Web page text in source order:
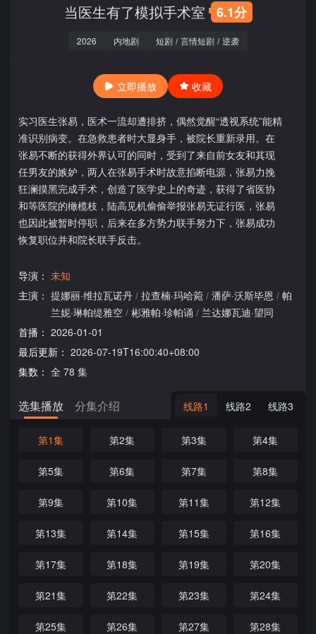
当医生有了模拟手术室 6.1分
2026 内地剧 短剧 / 言情短剧 / 逆袭
立即播放 收藏
实习医生张易，医术一流却遭排挤，偶然觉醒“透视系统”能精
准识别病变。在急救患者时大显身手，被院长重新录用。在
张易不断的获得外界认可的同时，受到了来自前女友和其现
任男友的嫉妒，两人在张易手术时故意掐断电源，张易力挽
狂澜摸黑完成手术，创造了医学史上的奇迹，获得了省医协
和等医院的橄榄枝，陆高见机偷偷举报张易无证行医，张易
也因此被暂时停职，后来在多方势力联手努力下，张易成功
恢复职位并和院长联手反击。
导演： 未知
主演： 提娜丽·维拉瓦诺丹 / 拉查楠·玛哈菀 / 潘萨·沃斯毕恩 / 帕
兰妮·琳帕缇雅空 / 彬雅帕·珍帕诵 / 兰达娜瓦迪·望同
首播： 2026-01-01
最后更新： 2026-07-19T16:00:40+08:00
集数： 全 78 集
选集播放 分集介绍 线路1 线路2 线路3
第1集 第2集 第3集 第4集
第5集 第6集 第7集 第8集
第9集 第10集 第11集 第12集
第13集 第14集 第15集 第16集
第17集 第18集 第19集 第20集
第21集 第22集 第23集 第24集
第25集 第26集 第27集 第28集